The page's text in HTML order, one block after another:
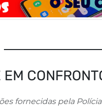
EM
fornecidas pela